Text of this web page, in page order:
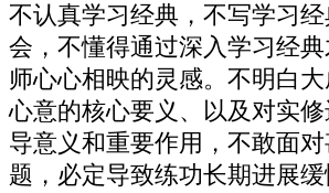
不认真学习经典，不写学习
会，不懂得通过深入学习经典
师心心相映的灵感。不明白
心意的核心要义、以及对实
导意义和重要作用，不敢面
题，必定导致练功长期进展